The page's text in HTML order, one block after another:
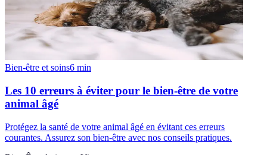
Bien-être et soins6 min
Les 10 erreurs à éviter pour le bien-être de votre
animal âgé
Protégez la santé de votre animal âgé en évitant ces erreurs
courantes. Assurez son bien-être avec nos conseils pratiques.